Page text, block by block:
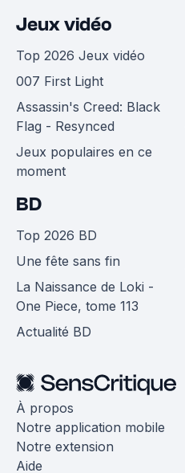
Jeux vidéo
Top 2026 Jeux vidéo
007 First Light
Assassin's Creed: Black
Flag - Resynced
Jeux populaires en ce
moment
BD
Top 2026 BD
Une fête sans fin
La Naissance de Loki -
One Piece, tome 113
Actualité BD
À propos
Notre application mobile
Notre extension
Aide